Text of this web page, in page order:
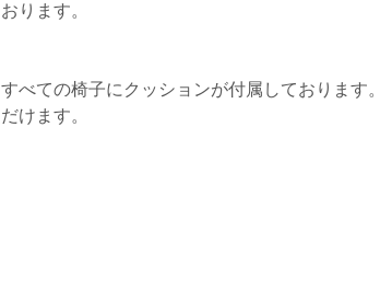
ります。
べての椅子にクッションが付属しております
けます。